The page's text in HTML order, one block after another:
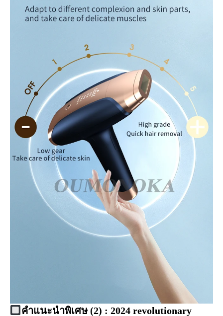
คำแนะนำพิเศษ (2) : 2024 revolutionary